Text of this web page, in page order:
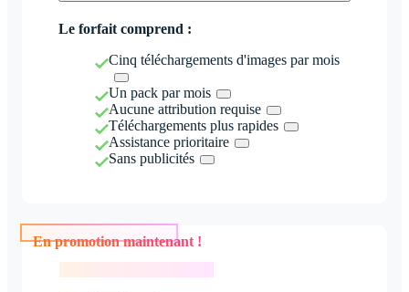
Le forfait comprend :
Cinq téléchargements d'images par mois
Un pack par mois
Aucune attribution requise
Téléchargements plus rapides
Assistance prioritaire
Sans publicités
En promotion maintenant !